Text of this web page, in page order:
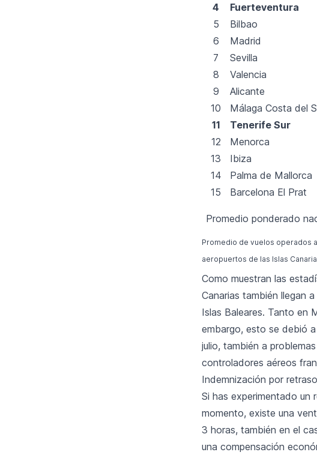
4
Fuerteventura
5
Bilbao
6
Madrid
7
Sevilla
8
Valencia
9
Alicante
10
Málaga Costa del
11
Tenerife Sur
12
Menorca
13
Ibiza
14
Palma de Mallorca
15
Barcelona El Prat
Promedio ponderado
Promedio de vuelos operados
aeropuertos de las Islas
Como muestran las
Canarias también llegan
Islas Baleares. Tanto en
embargo, esto se debió
julio, también a
controladores aéreos
Indemnización por
Si has experimentado un
momento, existe una
3 horas, también en el
una compensación